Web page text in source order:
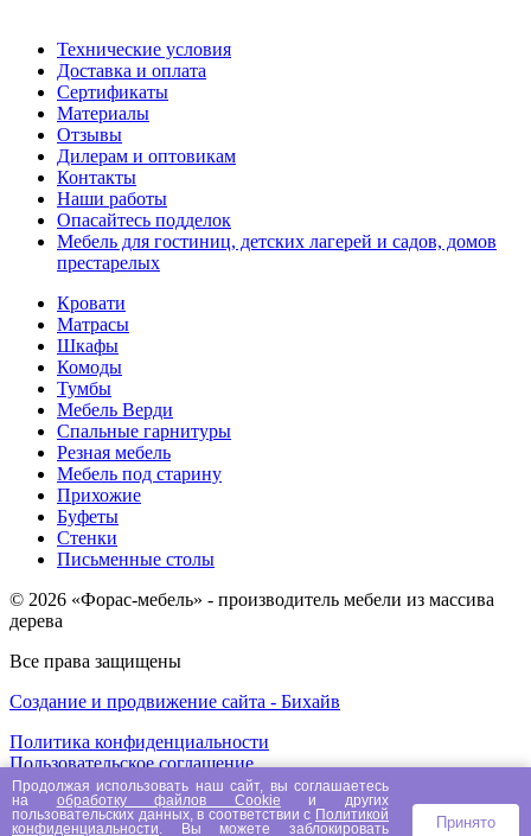
Технические условия
Доставка и оплата
Сертификаты
Материалы
Отзывы
Дилерам и оптовикам
Контакты
Наши работы
Опасайтесь подделок
Мебель для гостиниц, детских лагерей и садов, домов
престарелых
Кровати
Матрасы
Шкафы
Комоды
Тумбы
Мебель Верди
Спальные гарнитуры
Резная мебель
Мебель под старину
Прихожие
Буфеты
Стенки
Письменные столы
© 2026 «Форас-мебель» - производитель мебели из массива
дерева
Все права защищены
Создание и продвижение сайта - Бихайв
Политика конфиденциальности
Пользовательское соглашение
Публичная оферта
Работая с этим сайтом, вы даете свое согласие
Продолжая использовать наш сайт, вы соглашаетесь
на обработку файлов Сookie и других
пользовательских данных, в соответствии с Политикой
конфиденциальности . Вы можете заблокировать
Принято